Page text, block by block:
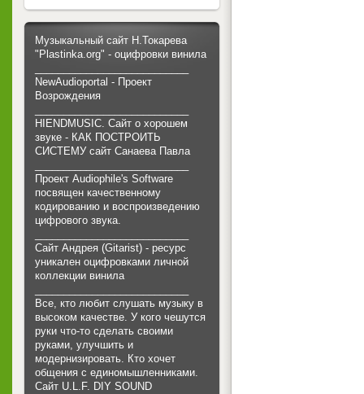
Музыкальный сайт Н.Токарева
"Plastinka.org" - оцифровки винила
NewAudioportal - Проект
Возрождения
HIENDMUSIC. Сайт о хорошем
звуке - КАК ПОСТРОИТЬ
СИСТЕМУ сайт Санаева Павла
Проект Audiophile's Software
посвящен качественному
кодированию и воспроизведению
цифрового звука.
Сайт Андрея (Gitarist) - ресурс
уникален оцифровками личной
коллекции винила
Все, кто любит слушать музыку в
высоком качестве. У кого чешутся
руки что-то сделать своими
руками, улучшить и
модернизировать. Кто хочет
общения с единомышленниками.
Cайт U.L.F. DIY SOUND